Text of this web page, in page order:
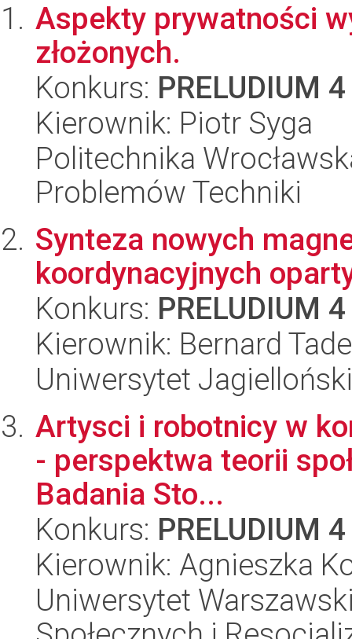
Aspekty prywatności
złożonych.
Konkurs: PRELUDIUM 4
Kierownik: Piotr Syga
Politechnika
Problemów Techniki
Synteza nowych
koordynacyjnych
Konkurs: PRELUDIUM 4
Kierownik: Bernard
Uniwersytet
Artysci i robotnicy w
- perspektwa teorii
Badania Sto...
Konkurs: PRELUDIUM 4
Kierownik: Agnieszka
Uniwersytet